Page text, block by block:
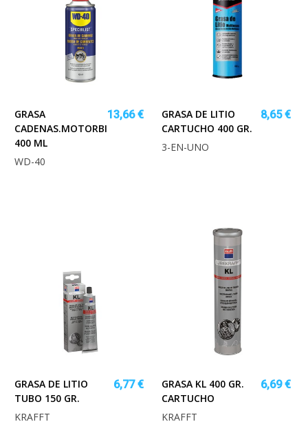
GRASA
CADENAS.MOTORBIKE
400 ML
13,66 €
WD-40
GRASA DE LITIO
CARTUCHO 400 GR.
8,65 €
3-EN-UNO
GRASA DE LITIO
TUBO 150 GR.
6,77 €
KRAFFT
GRASA KL 400 GR.
CARTUCHO
6,69 €
KRAFFT